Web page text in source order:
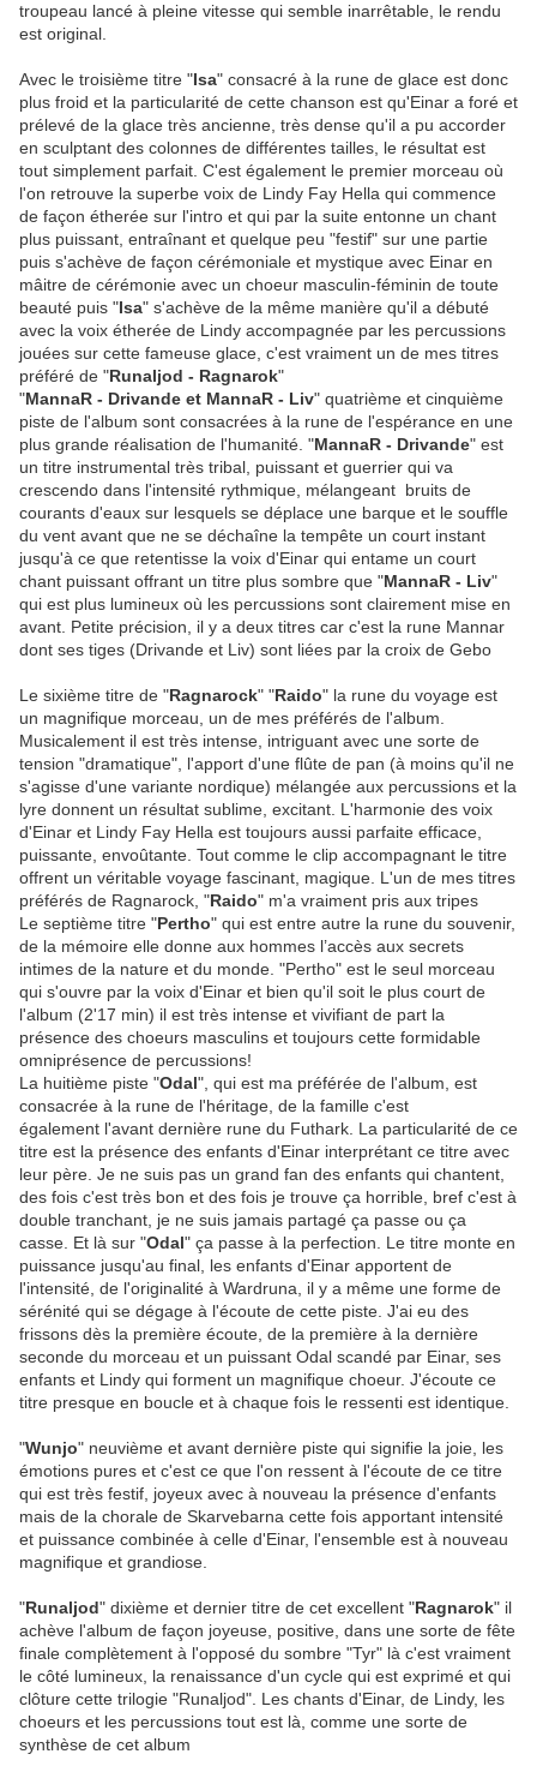
troupeau lancé à pleine vitesse qui semble inarrêtable, le rendu
est original.
Avec le troisième titre "Isa" consacré à la rune de glace est donc
plus froid et la particularité de cette chanson est qu'Einar a foré et
prélevé de la glace très ancienne, très dense qu'il a pu accorder
en sculptant des colonnes de différentes tailles, le résultat est
tout simplement parfait. C'est également le premier morceau où
l'on retrouve la superbe voix de Lindy Fay Hella qui commence
de façon étherée sur l'intro et qui par la suite entonne un chant
plus puissant, entraînant et quelque peu "festif" sur une partie
puis s'achève de façon cérémoniale et mystique avec Einar en
mâitre de cérémonie avec un choeur masculin-féminin de toute
beauté puis "Isa" s'achève de la même manière qu'il a débuté
avec la voix étherée de Lindy accompagnée par les percussions
jouées sur cette fameuse glace, c'est vraiment un de mes titres
préféré de "Runaljod - Ragnarok"
"MannaR - Drivande et MannaR - Liv" quatrième et cinquième
piste de l'album sont consacrées à la rune de l'espérance en une
plus grande réalisation de l'humanité. "MannaR - Drivande" est
un titre instrumental très tribal, puissant et guerrier qui va
crescendo dans l'intensité rythmique, mélangeant bruits de
courants d'eaux sur lesquels se déplace une barque et le souffle
du vent avant que ne se déchaîne la tempête un court instant
jusqu'à ce que retentisse la voix d'Einar qui entame un court
chant puissant offrant un titre plus sombre que "MannaR - Liv"
qui est plus lumineux où les percussions sont clairement mise en
avant. Petite précision, il y a deux titres car c'est la rune Mannar
dont ses tiges (Drivande et Liv) sont liées par la croix de Gebo
Le sixième titre de "Ragnarock" "Raido" la rune du voyage est
un magnifique morceau, un de mes préférés de l'album.
Musicalement il est très intense, intriguant avec une sorte de
tension "dramatique", l'apport d'une flûte de pan (à moins qu'il ne
s'agisse d'une variante nordique) mélangée aux percussions et la
lyre donnent un résultat sublime, excitant. L'harmonie des voix
d'Einar et Lindy Fay Hella est toujours aussi parfaite efficace,
puissante, envoûtante. Tout comme le clip accompagnant le titre
offrent un véritable voyage fascinant, magique. L'un de mes titres
préférés de Ragnarock, "Raido" m'a vraiment pris aux tripes
Le septième titre "Pertho" qui est entre autre la rune du souvenir,
de la mémoire elle donne aux hommes l’accès aux secrets
intimes de la nature et du monde. "Pertho" est le seul morceau
qui s'ouvre par la voix d'Einar et bien qu'il soit le plus court de
l'album (2'17 min) il est très intense et vivifiant de part la
présence des choeurs masculins et toujours cette formidable
omniprésence de percussions!
La huitième piste "Odal", qui est ma préférée de l'album, est
consacrée à la rune de l'héritage, de la famille c'est
également l'avant dernière rune du Futhark. La particularité de ce
titre est la présence des enfants d'Einar interprétant ce titre avec
leur père. Je ne suis pas un grand fan des enfants qui chantent,
des fois c'est très bon et des fois je trouve ça horrible, bref c'est à
double tranchant, je ne suis jamais partagé ça passe ou ça
casse. Et là sur "Odal" ça passe à la perfection. Le titre monte en
puissance jusqu'au final, les enfants d'Einar apportent de
l'intensité, de l'originalité à Wardruna, il y a même une forme de
sérénité qui se dégage à l'écoute de cette piste. J'ai eu des
frissons dès la première écoute, de la première à la dernière
seconde du morceau et un puissant Odal scandé par Einar, ses
enfants et Lindy qui forment un magnifique choeur. J'écoute ce
titre presque en boucle et à chaque fois le ressenti est identique.
"Wunjo" neuvième et avant dernière piste qui signifie la joie, les
émotions pures et c'est ce que l'on ressent à l'écoute de ce titre
qui est très festif, joyeux avec à nouveau la présence d'enfants
mais de la chorale de Skarvebarna cette fois apportant intensité
et puissance combinée à celle d'Einar, l'ensemble est à nouveau
magnifique et grandiose.
"Runaljod" dixième et dernier titre de cet excellent "Ragnarok" il
achève l'album de façon joyeuse, positive, dans une sorte de fête
finale complètement à l'opposé du sombre "Tyr" là c'est vraiment
le côté lumineux, la renaissance d'un cycle qui est exprimé et qui
clôture cette trilogie "Runaljod". Les chants d'Einar, de Lindy, les
choeurs et les percussions tout est là, comme une sorte de
synthèse de cet album